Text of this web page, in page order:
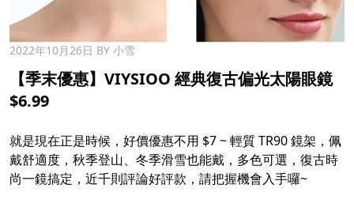
2022年10月26日 BY 小雪
【季末優惠】VIYSIOO 經典復古偏光太陽眼鏡
$6.99
就是現在正是時候，好價優惠不用 $7 ~ 輕質 TR90 鏡架，佩
戴舒適度，秋季登山、冬季滑雪也能戴，多色可選，復古時
尚一鏡搞定，近千則評論好評款，請把握機會入手囉~